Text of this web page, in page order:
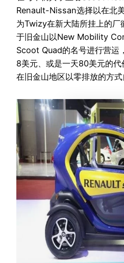
Renault-Nissan选择以在北
为Twizy在新大陆所挂上的
于旧金山以New Mobility
Scoot Quad的名号进行营运
8美元、或是一天80美元的
在旧金山地区以零排放的方式